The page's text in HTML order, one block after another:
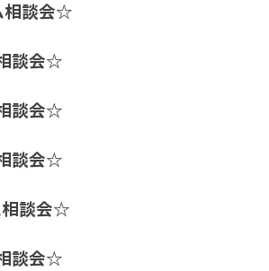
相談会☆
談会☆
談会☆
談会☆
談会☆
談会☆